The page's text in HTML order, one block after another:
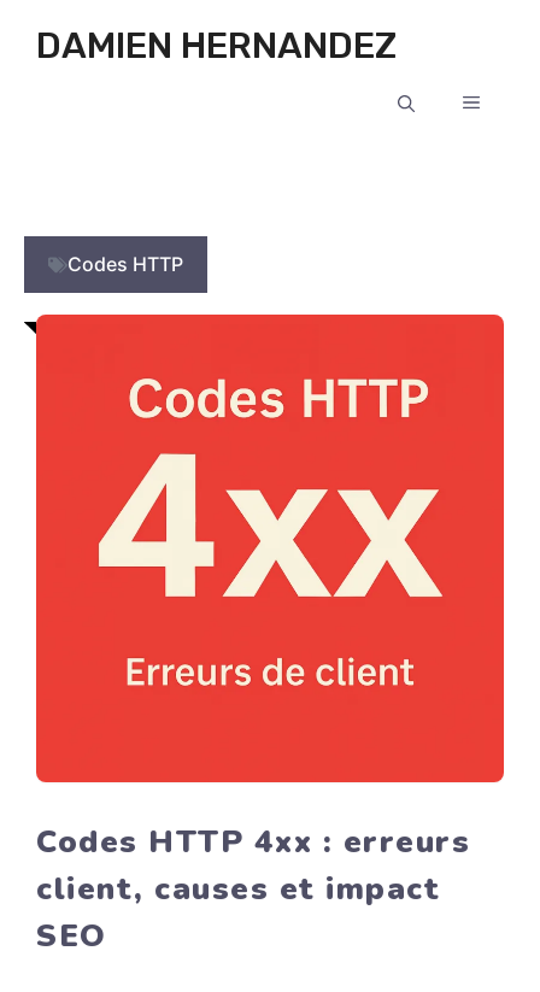
DAMIEN HERNANDEZ
Codes HTTP
Codes HTTP 4xx : erreurs
client, causes et impact
SEO